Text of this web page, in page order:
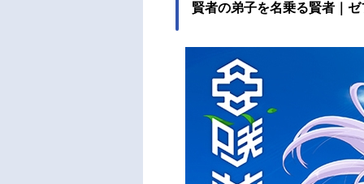
賢者の弟子を名乗る賢者｜ゼ